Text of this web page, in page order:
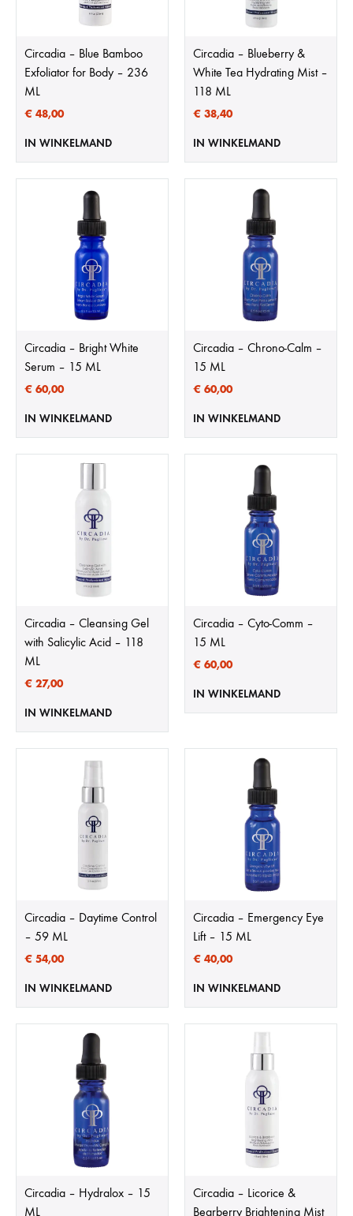
Circadia – Blue Bamboo
Exfoliator for Body – 236
ML
€ 48,00
IN WINKELMAND
Circadia – Blueberry &
White Tea Hydrating Mist –
118 ML
€ 38,40
IN WINKELMAND
Circadia – Bright White
Serum – 15 ML
€ 60,00
IN WINKELMAND
Circadia – Chrono-Calm –
15 ML
€ 60,00
IN WINKELMAND
Circadia – Cleansing Gel
with Salicylic Acid – 118
ML
€ 27,00
IN WINKELMAND
Circadia – Cyto-Comm –
15 ML
€ 60,00
IN WINKELMAND
Circadia – Daytime Control
– 59 ML
€ 54,00
IN WINKELMAND
Circadia – Emergency Eye
Lift – 15 ML
€ 40,00
IN WINKELMAND
Circadia – Hydralox – 15
ML
Circadia – Licorice &
Bearberry Brightening Mist